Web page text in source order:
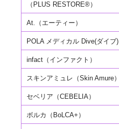
（PLUS RESTORE®）
At.（エーティー）
POLA メディカル Dive(ダイブ)
infact（インファクト）
スキンアミュレ（Skin Amure）
セベリア（CEBELIA）
ボルカ（BoLCA+）